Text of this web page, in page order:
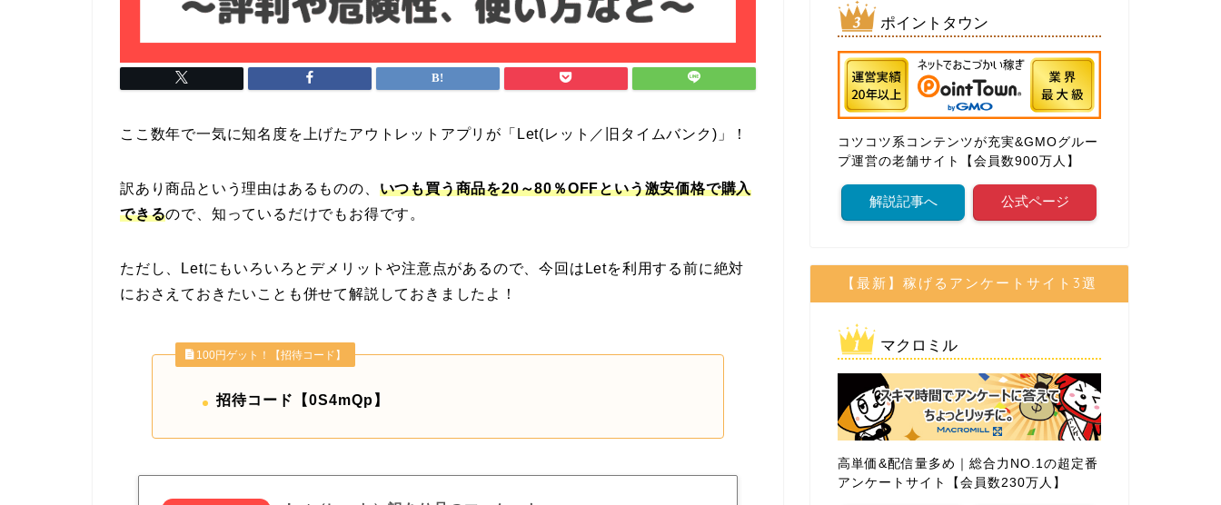
ここ数年で一気に知名度を上げたアウトレットアプリが「Let(レット／旧タイムバンク)」！
訳あり商品という理由はあるものの、 いつも買う商品を20～80％OFFという激安価格で購入
できるので、知っているだけでもお得です。
ただし、Letにもいろいろとデメリットや注意点があるので、今回はLetを利用する前に絶対
におさえておきたいことも併せて解説しておきましたよ！
100円ゲット！【招待コード】
招待コード【0S4mQp】
ポイントタウン
コツコツ系コンテンツが充実&GMOグルー
プ運営の老舗サイト【会員数900万人】
解説記事へ 公式ページ
【最新】稼げるアンケートサイト3選
マクロミル
高単価&配信量多め｜総合力NO.1の超定番
アンケートサイト【会員数230万人】